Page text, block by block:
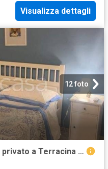
Visualizza dettagli
12 foto
Villa a Schiera in in affitto da privato a Terracina via Pontina, giardino, da privato, lavatrice TrovaCasa